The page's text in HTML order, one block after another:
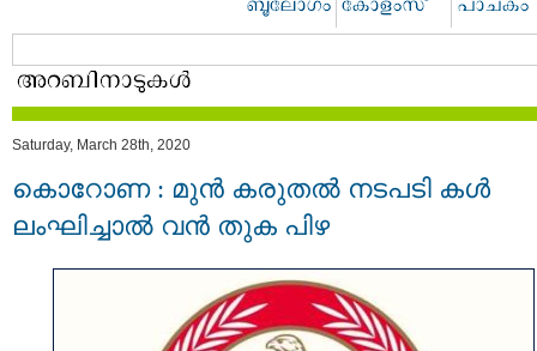
Saturday, March 28th, 2020
കൊറോണ : മുന്‍ കരുതല്‍ നടപടി കള്‍
ലംഘിച്ചാല്‍ വന്‍ തുക പിഴ